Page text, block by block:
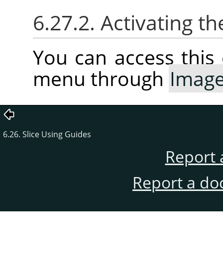
6.27.2. Activating
You can access
menu through
6.26. Slice Using Guides
Report
Report a